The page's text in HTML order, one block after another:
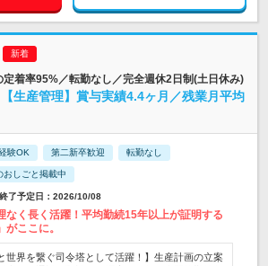
定着率95%／転勤なし／完全週休2日制(土日休み)
生産管理】賞与実績4.4ヶ月／残業月平均
験OK 第二新卒歓迎 転勤なし
おしごと掲載中
了予定日：2026/10/08
なく長く活躍！平均勤続15年以上が証明する
がここに。
世界を繋ぐ司令塔として活躍！】生産計画の立案